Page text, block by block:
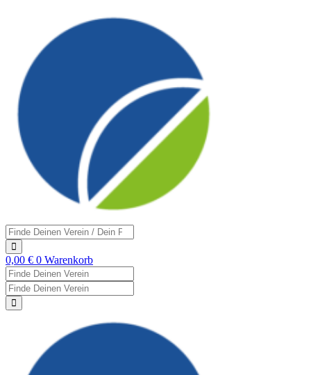
Search
...
0,00 € 0 Warenkorb
Search
...Search
...